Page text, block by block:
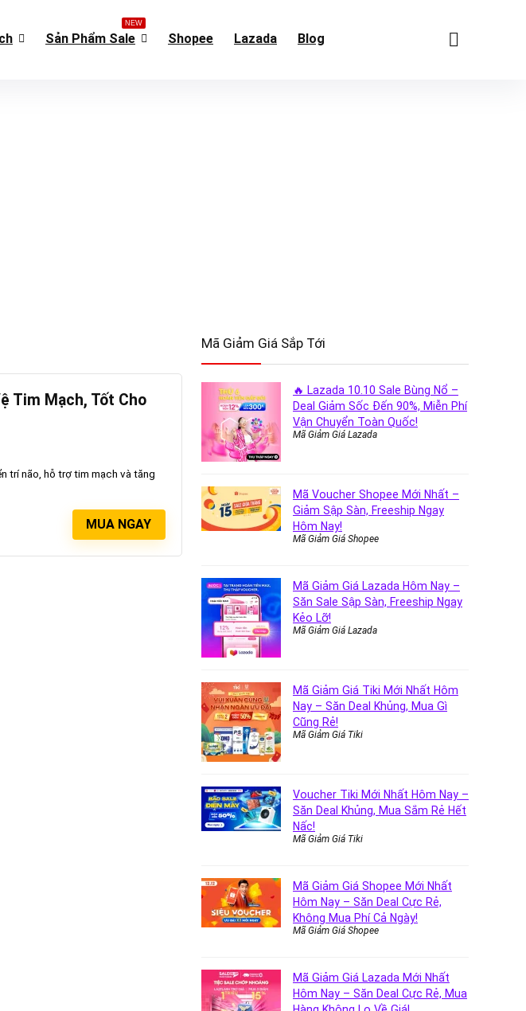
Sản Phẩm Sale
NEW
Shopee Lazada Blog
Tim Mạch, Tốt Cho
trí não, hỗ trợ tim mạch và tăng
MUA NGAY
Mã Giảm Giá Sắp Tới
🔥 Lazada 10.10 Sale Bùng Nổ –
Deal Giảm Sốc Đến 90%, Miễn Phí
Vận Chuyển Toàn Quốc!
Mã Giảm Giá Lazada
Mã Voucher Shopee Mới Nhất –
Giảm Sập Sàn, Freeship Ngay
Hôm Nay!
Mã Giảm Giá Shopee
Mã Giảm Giá Lazada Hôm Nay –
Săn Sale Sập Sàn, Freeship Ngay
Kẻo Lỡ!
Mã Giảm Giá Lazada
Mã Giảm Giá Tiki Mới Nhất Hôm
Nay – Săn Deal Khủng, Mua Gì
Cũng Rẻ!
Mã Giảm Giá Tiki
Voucher Tiki Mới Nhất Hôm Nay –
Săn Deal Khủng, Mua Sắm Rẻ Hết
Nấc!
Mã Giảm Giá Tiki
Mã Giảm Giá Shopee Mới Nhất
Hôm Nay – Săn Deal Cực Rẻ,
Không Mua Phí Cả Ngày!
Mã Giảm Giá Shopee
Mã Giảm Giá Lazada Mới Nhất
Hôm Nay – Săn Deal Cực Rẻ, Mua